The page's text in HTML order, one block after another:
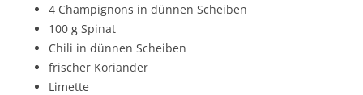
4 Champignons in dünnen Scheiben
100 g Spinat
Chili in dünnen Scheiben
frischer Koriander
Limette